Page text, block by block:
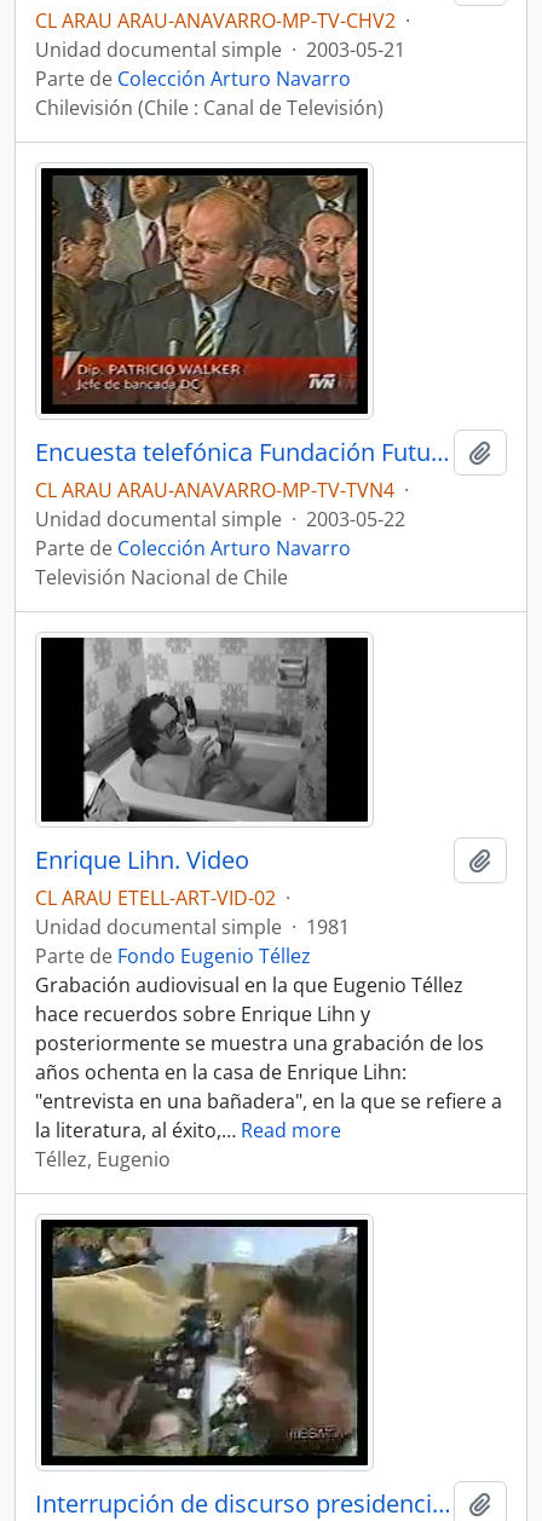
CL ARAU ARAU-ANAVARRO-MP-TV-CHV2 ·
Unidad documental simple · 2003-05-21
Parte de Colección Arturo Navarro
Chilevisión (Chile : Canal de Televisión)
Encuesta telefónica Fundación Futuro sobre discurso presidencial. Noticiero Central
CL ARAU ARAU-ANAVARRO-MP-TV-TVN4 ·
Unidad documental simple · 2003-05-22
Parte de Colección Arturo Navarro
Televisión Nacional de Chile
Enrique Lihn. Video
CL ARAU ETELL-ART-VID-02 ·
Unidad documental simple · 1981
Parte de Fondo Eugenio Téllez
Grabación audiovisual en la que Eugenio Téllez
hace recuerdos sobre Enrique Lihn y
posteriormente se muestra una grabación de los
años ochenta en la casa de Enrique Lihn:
"entrevista en una bañadera", en la que se refiere a
la literatura, al éxito,… Read more
Téllez, Eugenio
Interrupción de discurso presidencial por dirigentes universitarios. Noticiario Meganoticias